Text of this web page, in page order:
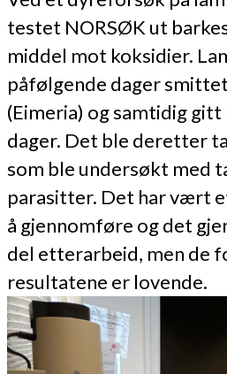
testet NORSØK ut
middel mot koksidier.
påfølgende dager
(Eimeria) og samtidig
dager. Det ble deretter
som ble undersøkt med
parasitter. Det har vært
å gjennomføre og det
del etterarbeid, men de
resultatene er lovende.